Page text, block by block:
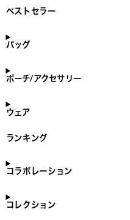
ベストセラー
バッグ
ポーチ/アクセサリー
ウェア
ランキング
コラボレーション
コレクション